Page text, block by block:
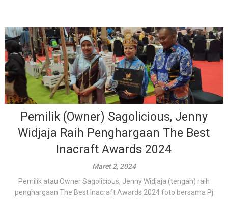
Pemilik (Owner) Sagolicious, Jenny
Widjaja Raih Penghargaan The Best
Inacraft Awards 2024
Maret 2, 2024
Pemilik atau Owner Sagolicious, Jenny Widjaja (tengah) raih
penghargaan The Best Inacraft Awards 2024 foto bersama Pj